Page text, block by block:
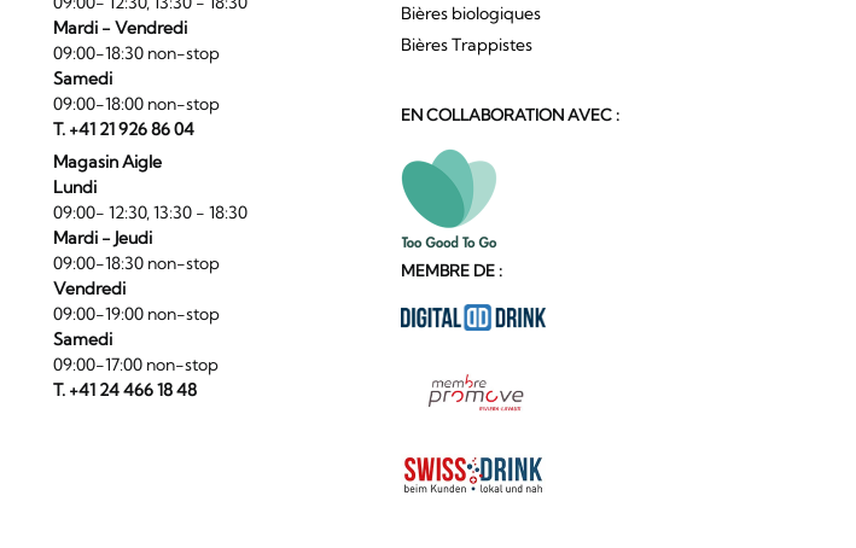
Mardi - Vendredi
09:00-18:30 non-stop
Samedi
09:00-18:00 non-stop
T. +41 21 926 86 04
Magasin Aigle
Lundi
09:00- 12:30, 13:30 - 18:30
Mardi - Jeudi
09:00-18:30 non-stop
Vendredi
09:00-19:00 non-stop
Samedi
09:00-17:00 non-stop
T. +41 24 466 18 48
Bières biologiques
Bières Trappistes
EN COLLABORATION AVEC :
MEMBRE DE :